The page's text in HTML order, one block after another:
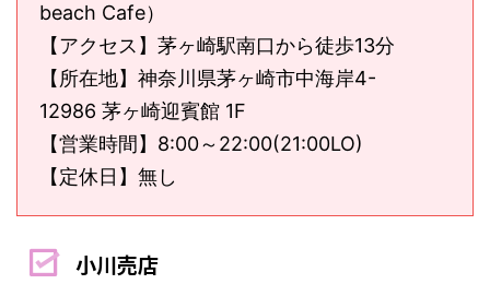
beach Cafe）
【アクセス】茅ヶ崎駅南口から徒歩13分
【所在地】神奈川県茅ヶ崎市中海岸4-
12986 茅ヶ崎迎賓館 1F
【営業時間】8:00～22:00(21:00LO)
【定休日】無し
小川売店